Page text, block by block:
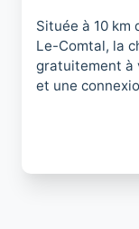
Située à 10 km
Le-Comtal, la
gratuitement à
et une